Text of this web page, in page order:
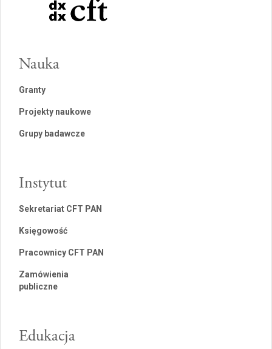
Nauka
Granty
Projekty naukowe
Grupy badawcze
Instytut
Sekretariat CFT PAN
Księgowość
Pracownicy CFT PAN
Zamówienia
publiczne
Edukacja